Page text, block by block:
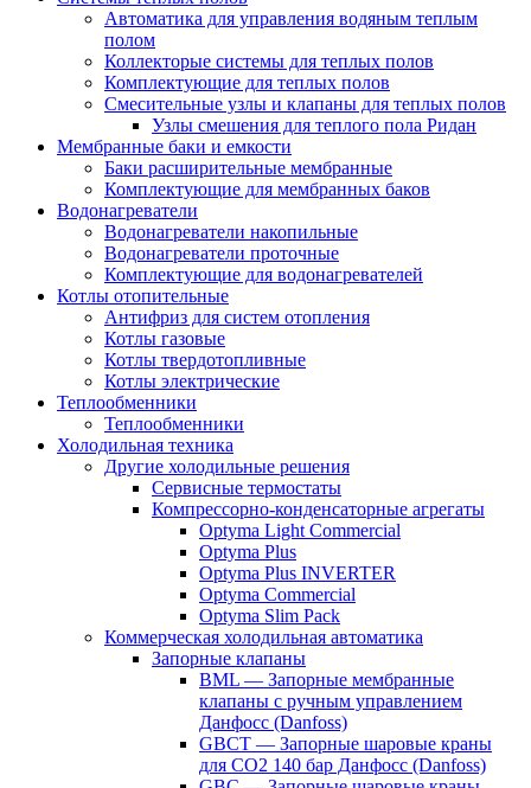
Автоматика для управления водяным теплым
полом
Коллекторые системы для теплых полов
Комплектующие для теплых полов
Смесительные узлы и клапаны для теплых полов
Узлы смешения для теплого пола Ридан
Мембранные баки и емкости
Баки расширительные мембранные
Комплектующие для мембранных баков
Водонагреватели
Водонагреватели накопильные
Водонагреватели проточные
Комплектующие для водонагревателей
Котлы отопительные
Антифриз для систем отопления
Котлы газовые
Котлы твердотопливные
Котлы электрические
Теплообменники
Теплообменники
Холодильная техника
Другие холодильные решения
Сервисные термостаты
Компрессорно-конденсаторные агрегаты
Optyma Light Commercial
Optyma Plus
Optyma Plus INVERTER
Optyma Commercial
Optyma Slim Pack
Коммерческая холодильная автоматика
Запорные клапаны
BML — Запорные мембранные
клапаны с ручным управлением
Данфосс (Danfoss)
GBCT — Запорные шаровые краны
для CO2 140 бар Данфосс (Danfoss)